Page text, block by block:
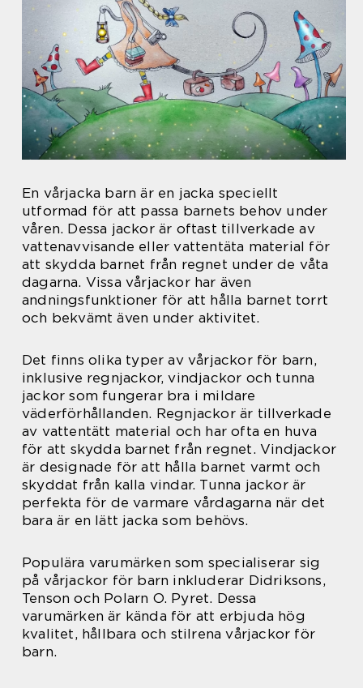
En vårjacka barn är en jacka speciellt
utformad för att passa barnets behov under
våren. Dessa jackor är oftast tillverkade av
vattenavvisande eller vattentäta material för
att skydda barnet från regnet under de våta
dagarna. Vissa vårjackor har även
andningsfunktioner för att hålla barnet torrt
och bekvämt även under aktivitet.
Det finns olika typer av vårjackor för barn,
inklusive regnjackor, vindjackor och tunna
jackor som fungerar bra i mildare
väderförhållanden. Regnjackor är tillverkade
av vattentätt material och har ofta en huva
för att skydda barnet från regnet. Vindjackor
är designade för att hålla barnet varmt och
skyddat från kalla vindar. Tunna jackor är
perfekta för de varmare vårdagarna när det
bara är en lätt jacka som behövs.
Populära varumärken som specialiserar sig
på vårjackor för barn inkluderar Didriksons,
Tenson och Polarn O. Pyret. Dessa
varumärken är kända för att erbjuda hög
kvalitet, hållbara och stilrena vårjackor för
barn.